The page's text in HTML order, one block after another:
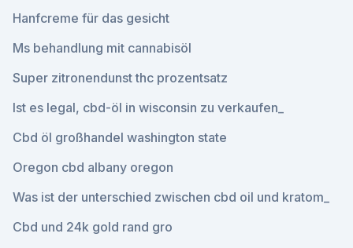
Hanfcreme für das gesicht
Ms behandlung mit cannabisöl
Super zitronendunst thc prozentsatz
Ist es legal, cbd-öl in wisconsin zu verkaufen_
Cbd öl großhandel washington state
Oregon cbd albany oregon
Was ist der unterschied zwischen cbd oil und kratom_
Cbd und 24k gold rand gro